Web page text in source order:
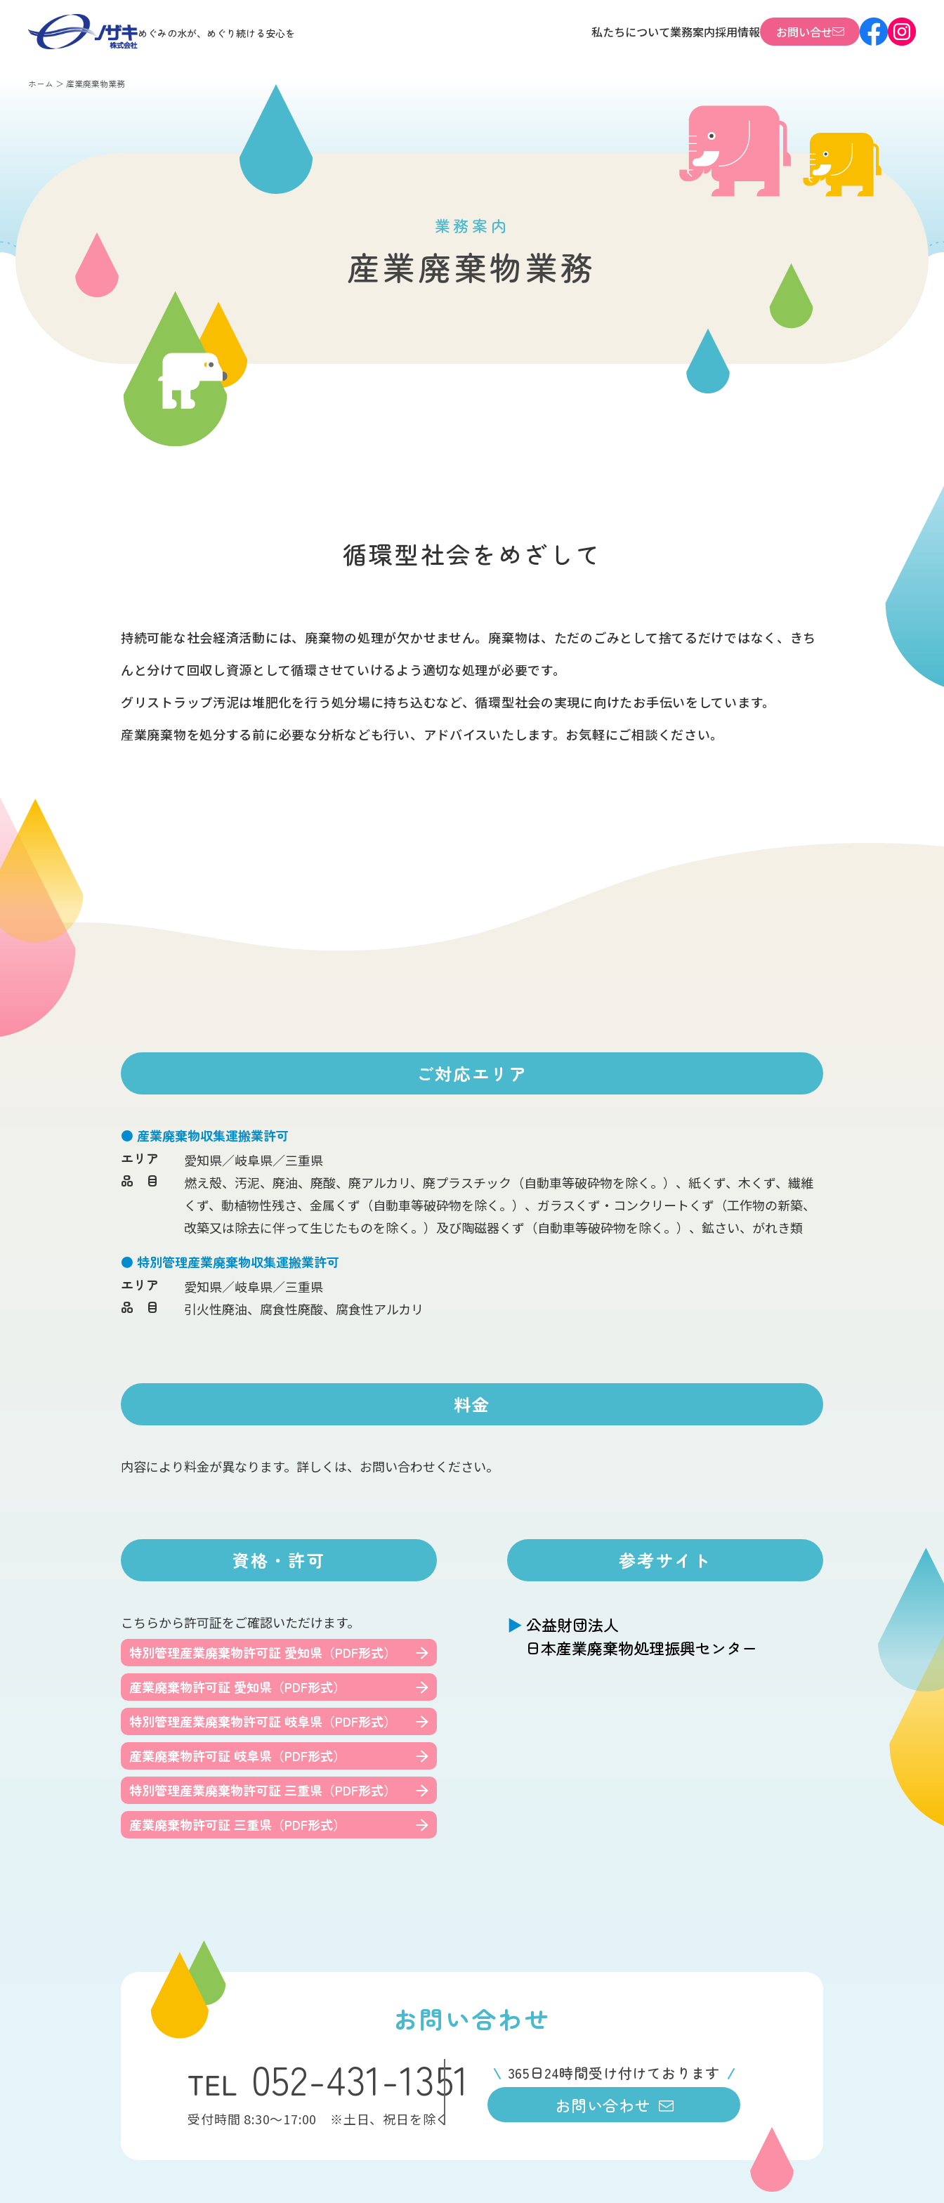
めぐみの水が、めぐり続ける安心を 私たちについて
私たちについて業務案内
業務案内採用情報
採用情報 お問い合せ
お問い合せ
ホーム ＞ 産業廃棄物業務
業務案内
産業廃棄物業務
循環型社会をめざして
持続可能な社会経済活動には、廃棄物の処理が欠かせません。廃棄物は、ただのごみとして捨てるだけではなく、きち
んと分けて回収し資源として循環させていけるよう適切な処理が必要です。
グリストラップ汚泥は堆肥化を行う処分場に持ち込むなど、循環型社会の実現に向けたお手伝いをしています。
産業廃棄物を処分する前に必要な分析なども行い、アドバイスいたします。お気軽にご相談ください。
ご対応エリア
● 産業廃棄物収集運搬業許可
エリア
愛知県／岐阜県／三重県
品 目
燃え殻、汚泥、廃油、廃酸、廃アルカリ、廃プラスチック（自動車等破砕物を除く。）、紙くず、木くず、繊維
くず、動植物性残さ、金属くず（自動車等破砕物を除く。）、ガラスくず・コンクリートくず（工作物の新築、
改築又は除去に伴って生じたものを除く。）及び陶磁器くず（自動車等破砕物を除く。）、鉱さい、がれき類
● 特別管理産業廃棄物収集運搬業許可
エリア
愛知県／岐阜県／三重県
品 目
引火性廃油、腐食性廃酸、腐食性アルカリ
料金
内容により料金が異なります。詳しくは、お問い合わせください。
資格・許可
こちらから許可証をご確認いただけます。
特別管理産業廃棄物許可証 愛知県 （PDF形式）
産業廃棄物許可証 愛知県 （PDF形式）
特別管理産業廃棄物許可証 岐阜県 （PDF形式）
産業廃棄物許可証 岐阜県 （PDF形式）
特別管理産業廃棄物許可証 三重県 （PDF形式）
産業廃棄物許可証 三重県 （PDF形式）
参考サイト
公益財団法人
日本産業廃棄物処理振興センター
お問い合わせ
TEL 052-431-1351
受付時間 8:30〜17:00 ※土日、祝日を除く
365日24時間受け付けております
お問い合わせ